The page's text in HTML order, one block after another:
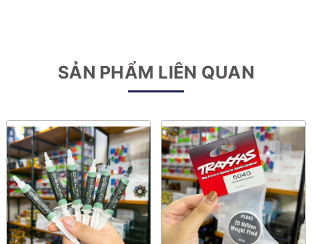
SẢN PHẨM LIÊN QUAN